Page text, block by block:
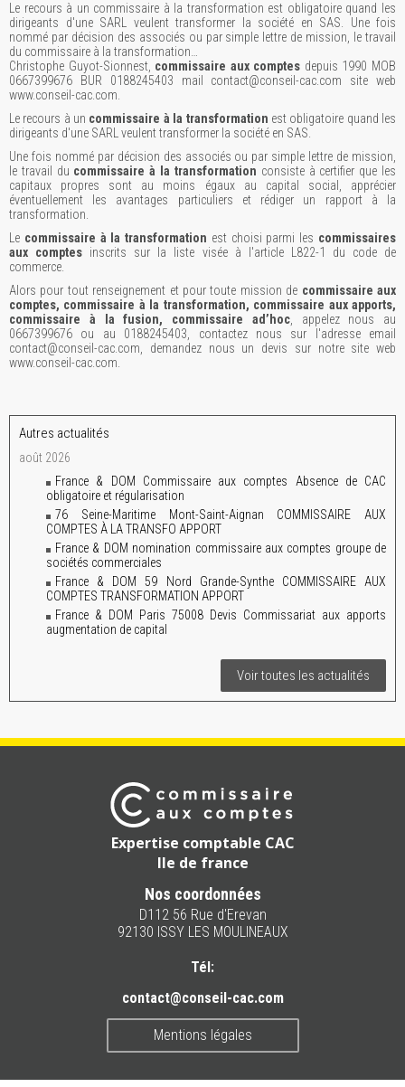
Le recours à un commissaire à la transformation est obligatoire quand les
dirigeants d'une SARL veulent transformer la société en SAS. Une fois
nommé par décision des associés ou par simple lettre de mission, le travail
du commissaire à la transformation…
Christophe Guyot-Sionnest, commissaire aux comptes depuis 1990 MOB
0667399676 BUR 0188245403 mail contact@conseil-cac.com site web
www.conseil-cac.com.
Le recours à un commissaire à la transformation est obligatoire quand les
dirigeants d'une SARL veulent transformer la société en SAS.
Une fois nommé par décision des associés ou par simple lettre de mission,
le travail du commissaire à la transformation consiste à certifier que les
capitaux propres sont au moins égaux au capital social, apprécier
éventuellement les avantages particuliers et rédiger un rapport à la
transformation.
Le commissaire à la transformation est choisi parmi les commissaires
aux comptes inscrits sur la liste visée à l'article L822-1 du code de
commerce.
Alors pour tout renseignement et pour toute mission de commissaire aux
comptes, commissaire à la transformation, commissaire aux apports,
commissaire à la fusion, commissaire ad’hoc, appelez nous au
0667399676 ou au 0188245403, contactez nous sur l'adresse email
contact@conseil-cac.com, demandez nous un devis sur notre site web
www.conseil-cac.com.
Autres actualités
août 2026
France & DOM Commissaire aux comptes Absence de CAC
obligatoire et régularisation
76 Seine-Maritime Mont-Saint-Aignan COMMISSAIRE AUX
COMPTES À LA TRANSFO APPORT
France & DOM nomination commissaire aux comptes groupe de
sociétés commerciales
France & DOM 59 Nord Grande-Synthe COMMISSAIRE AUX
COMPTES TRANSFORMATION APPORT
France & DOM Paris 75008 Devis Commissariat aux apports
augmentation de capital
Voir toutes les actualités
Expertise comptable CAC
Ile de france
Nos coordonnées
D112 56 Rue d'Erevan
92130 ISSY LES MOULINEAUX
Tél:
contact@conseil-cac.com
Mentions légales